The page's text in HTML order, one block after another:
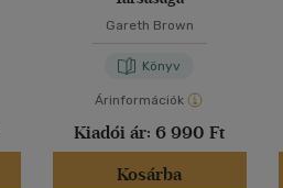
Gareth Brown
Könyv
Árinformációk
Kiadói ár: 6 990 Ft
Kosárba